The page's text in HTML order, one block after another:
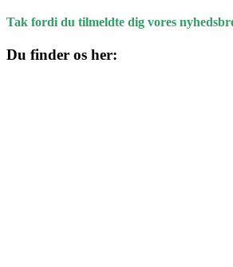
Tak fordi du tilmeldte dig vores
Du finder os her: